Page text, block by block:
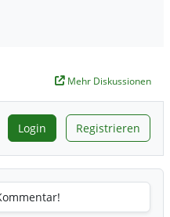
Mehr Diskussionen
Login Registrieren